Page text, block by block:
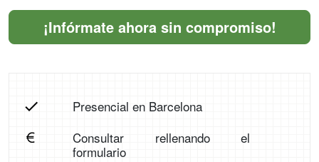
¡Infórmate ahora sin compromiso!
Presencial en Barcelona
Consultar rellenando el
formulario